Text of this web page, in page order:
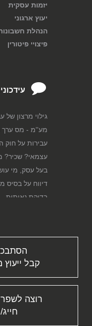
יזמות עסקית
יעוץ ארגוני
הנהלת
פיצויי פיטורין
גילוי מרצון של
מע''מ - מס ערך
עבירות על חוק
עצמאי? שכיר?
בעל עסק, מי
דיווח על בסיס
בדיקת נאותות...
סגירת עסק...
פירוק חברה...
גיוס הון...
דיווח מקוון...
פיצויי פיטורין...
קבל
רוצה לשפר